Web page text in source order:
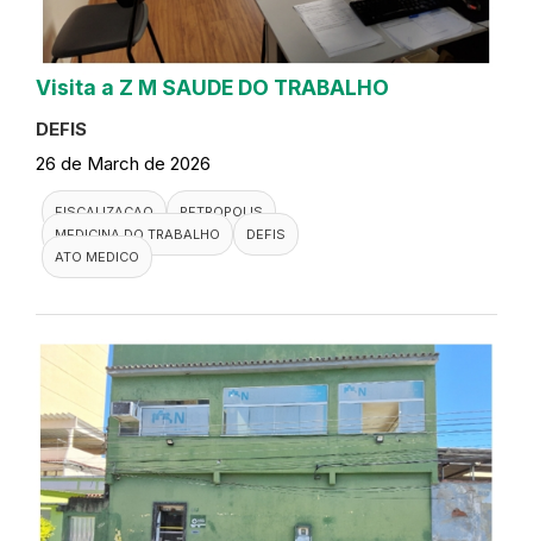
Visita a Z M SAUDE DO TRABALHO
DEFIS
26 de March de 2026
FISCALIZACAO
PETROPOLIS
MEDICINA DO TRABALHO
DEFIS
ATO MEDICO